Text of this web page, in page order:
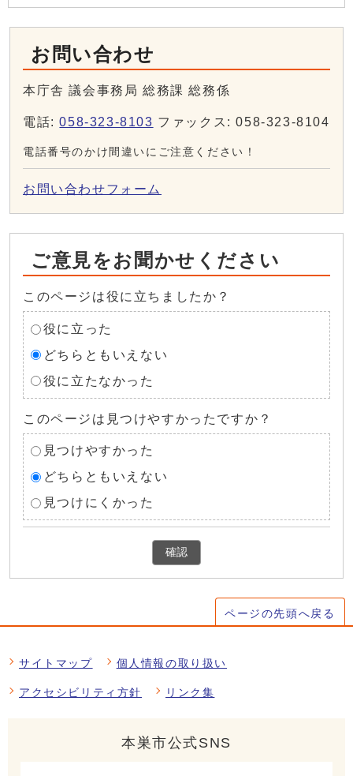
お問い合わせ
本庁舎 議会事務局 総務課 総務係
電話:058-323-8103 ファックス: 058-323-8104
電話番号のかけ間違いにご注意ください！
お問い合わせフォーム
ご意見をお聞かせください
このページは役に立ちましたか？
役に立った
どちらともいえない
役に立たなかった
このページは見つけやすかったですか？
見つけやすかった
どちらともいえない
見つけにくかった
確認
ページの先頭へ戻る
サイトマップ 個人情報の取り扱い
アクセシビリティ方針 リンク集
本巣市公式SNS